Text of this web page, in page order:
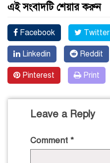
এই সংবাদটি শেয়ার করুন
Facebook Twitter
Linkedin Reddit
Pinterest Print
Leave a Reply
Comment *